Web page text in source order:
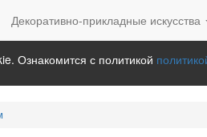
Декоративно-прикладные искусства
Ознакомится с политикой